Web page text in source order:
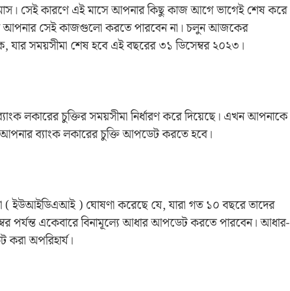
সেই কারণে এই মাসে আপনার কিছু কাজ আগে ভাগেই শেষ করে
আপনার সেই কাজগুলো করতে পারবেন না। চলুন আজকের
যার সময়সীমা শেষ হবে এই বছরের ৩১ ডিসেম্বর ২০২৩।
লকারের চুক্তির সময়সীমা নির্ধারণ করে দিয়েছে। এখন আপনাকে
ব্যাংক লকারের চুক্তি আপডেট করতে হবে।
( ইউআইডিএআই ) ঘোষণা করেছে যে, যারা গত ১০ বছরে তাদের
পর্যন্ত একেবারে বিনামূল্যে আধার আপডেট করতে পারবেন। আধার-
অপরিহার্য।